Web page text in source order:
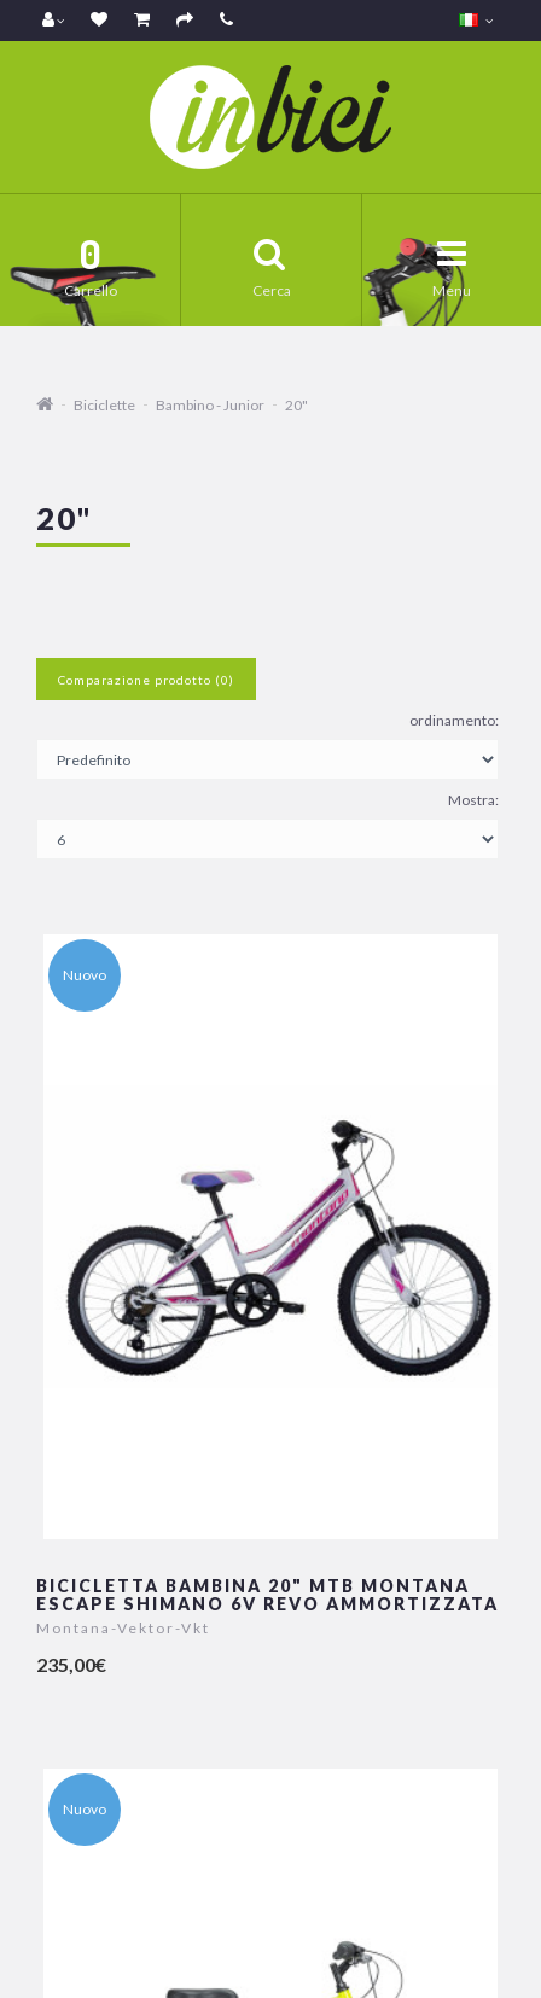
Menu
Cerca
0
Carrello
Biciclette Bambino - Junior 20"
20"
Comparazione prodotto (0)
ordinamento:
Mostra:
Nuovo
BICICLETTA BAMBINA 20" MTB MONTANA
ESCAPE SHIMANO 6V REVO AMMORTIZZATA
Montana-Vektor-Vkt
235,00€
Nuovo